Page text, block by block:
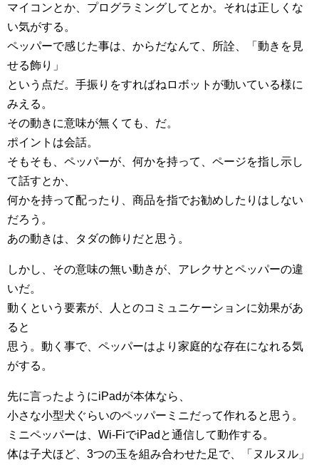
マイコンとか、プログラミングしてとか。それは正しくな
い気がする。
ペッパーで感じた事は、からだなんて、所詮、「動きを見
せる飾り」
という点だ。手振りをすればねロボットが動いている様に
みえる。
その動きに意味が無くても、だ。
ポイントは会話。
そもそも、ペッパーが、何かを持って、ページを指し示し
て話すとか、
何かを持って配ったり、商品を指でお勧めしたりはしない
だろう。
あの動きは、タダの飾りだと思う。
しかし、その意味の無い動きが、アレクサとペッパーの違
いだ。
動くという要素が、人とのコミュニケーションに効果があ
ると
思う。動く事で、ペッパーはより家庭的な存在になれる気
がする。
先に言ったようにiPadが本体なら、
小さな小型犬ぐらいのペッパーミニだって作れると思う。
ミニペッパーは、Wi-FiでiPadと通信して動作する。
体は子犬ほど、3つの玉を組み合わせた足で、「ヌルヌル」